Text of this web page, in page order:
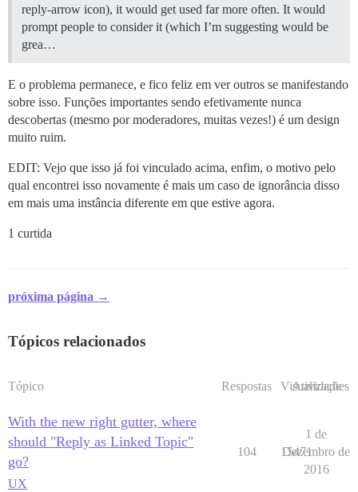
reply-arrow icon), it would get used far more often. It would
prompt people to consider it (which I’m suggesting would be
grea…
E o problema permanece, e fico feliz em ver outros se manifestando
sobre isso. Funções importantes sendo efetivamente nunca
descobertas (mesmo por moderadores, muitas vezes!) é um design
muito ruim.
EDIT: Vejo que isso já foi vinculado acima, enfim, o motivo pelo
qual encontrei isso novamente é mais um caso de ignorância disso
em mais uma instância diferente em que estive agora.
1 curtida
próxima página →
Tópicos relacionados
Tópico Respostas Visualizações
Atividade
With the new right gutter, where
should "Reply as Linked Topic"
go?
UX
104 15471
1 de
Dezembro de
2016